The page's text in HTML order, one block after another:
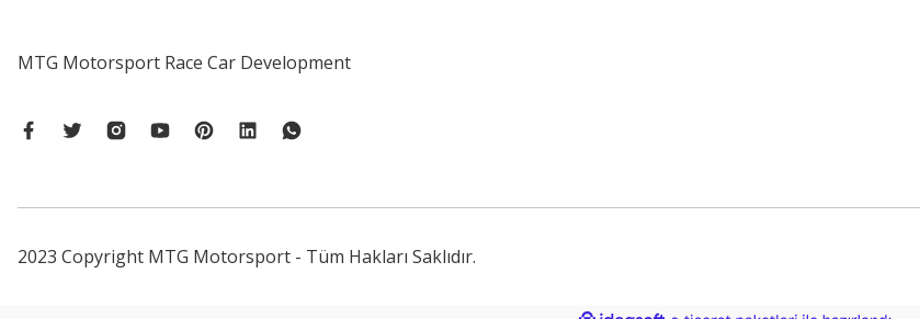
MTG Motorsport Race Car Development
2023 Copyright MTG Motorsport - Tüm Hakları Saklıdır.